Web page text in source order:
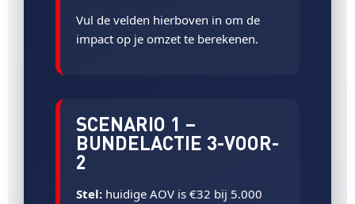
Vul de velden hierboven in om de
impact op je omzet te berekenen.
SCENARIO 1 –
BUNDELACTIE 3-VOOR-
2
Stel: huidige AOV is €32 bij 5.000